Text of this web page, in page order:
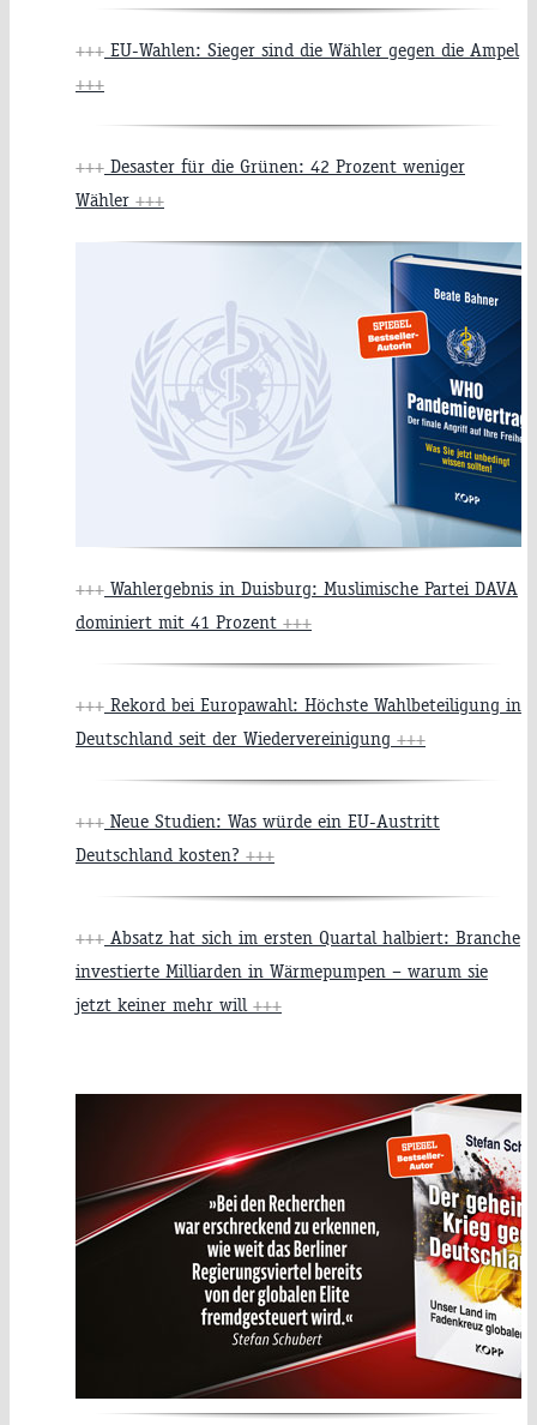
+++ EU-Wahlen: Sieger sind die Wähler gegen die Ampel
+++
+++ Desaster für die Grünen: 42 Prozent weniger
Wähler +++
+++ Wahlergebnis in Duisburg: Muslimische Partei DAVA
dominiert mit 41 Prozent +++
+++ Rekord bei Europawahl: Höchste Wahlbeteiligung in
Deutschland seit der Wiedervereinigung +++
+++ Neue Studien: Was würde ein EU-Austritt
Deutschland kosten? +++
+++ Absatz hat sich im ersten Quartal halbiert: Branche
investierte Milliarden in Wärmepumpen – warum sie
jetzt keiner mehr will +++